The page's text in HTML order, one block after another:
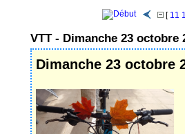
[ 11
VTT - ‌Dimanche 23 octobre
‌Dimanche 23 octobre